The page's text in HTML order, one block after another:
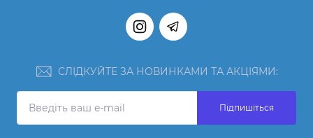
СЛІДКУЙТЕ ЗА НОВИНКАМИ ТА АКЦІЯМИ:
Підпишіться